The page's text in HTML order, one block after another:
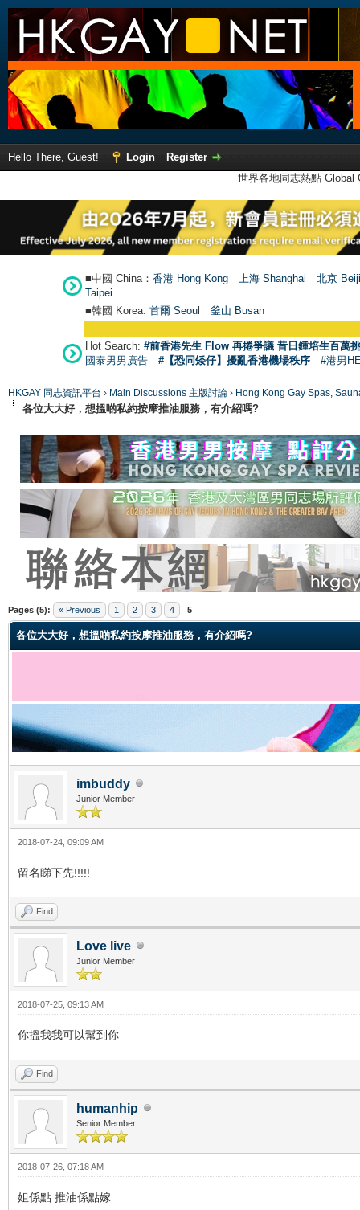
Hello There, Guest! Login
Register
世界各地同志熱點
■中國 China： 香港 Hong Kong 上海 Shanghai
北京
Taipei
■韓國 Korea: 首爾 Seoul 釜山 Busan
Hot Search: #前香港先生 Flow 再捲爭議 昔日鍾培生百萬
國泰男男廣告
#【恐同矮仔】擾亂香港機場秩序 #港男
HKGAY 同志資訊平台 › Main Discussions 主版討論 › Hong Kong Gay Spas,
各位大大好，想搵啲私約按摩推油服務，有介紹嗎?
Pages (5): « Previous 1 2 3 4 5
各位大大好，想搵啲私約按摩推油服務，有介紹嗎?
imbuddy
Junior Member
2018-07-24, 09:09 AM
留名睇下先!!!!!
Find
Love live
Junior Member
2018-07-25, 09:13 AM
你搵我我可以幫到你
Find
humanhip
Senior Member
2018-07-26, 07:18 AM
姐係點 推油係點嫁